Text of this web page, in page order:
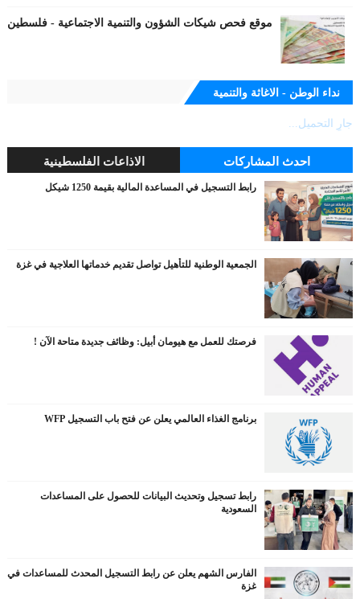
موقع فحص شيكات الشؤون والتنمية الاجتماعية - فلسطين
نداء الوطن - الاغاثة والتنمية
جارٍ التحميل...
احدث المشاركات الاذاعات الفلسطينية
رابط التسجيل في المساعدة المالية بقيمة 1250 شيكل
الجمعية الوطنية للتأهيل تواصل تقديم خدماتها العلاجية في غزة
فرصتك للعمل مع هيومان أبيل: وظائف جديدة متاحة الآن !
برنامج الغذاء العالمي يعلن عن فتح باب التسجيل WFP
رابط تسجيل وتحديث البيانات للحصول على المساعدات
السعودية
الفارس الشهم يعلن عن رابط التسجيل المحدث للمساعدات في
غزة